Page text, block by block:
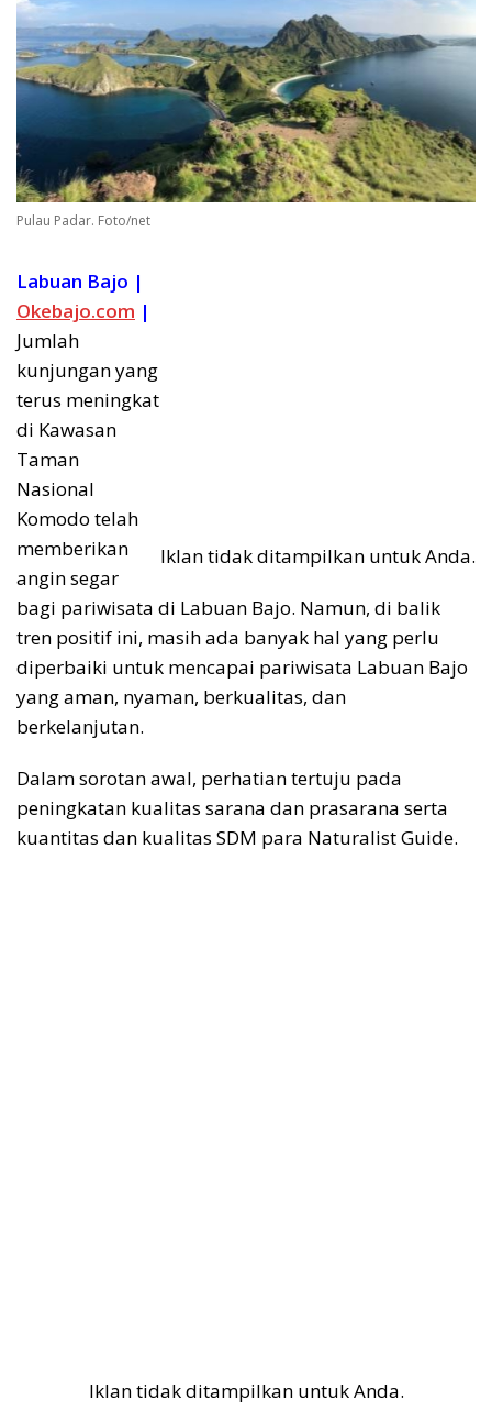
Pulau Padar. Foto/net
Iklan tidak ditampilkan untuk Anda.
Labuan Bajo |
Okebajo.com |
Jumlah
kunjungan yang
terus meningkat
di Kawasan
Taman
Nasional
Komodo telah
memberikan
angin segar
bagi pariwisata di Labuan Bajo. Namun, di balik
tren positif ini, masih ada banyak hal yang perlu
diperbaiki untuk mencapai pariwisata Labuan Bajo
yang aman, nyaman, berkualitas, dan
berkelanjutan.
Dalam sorotan awal, perhatian tertuju pada
peningkatan kualitas sarana dan prasarana serta
kuantitas dan kualitas SDM para Naturalist Guide.
Iklan tidak ditampilkan untuk Anda.